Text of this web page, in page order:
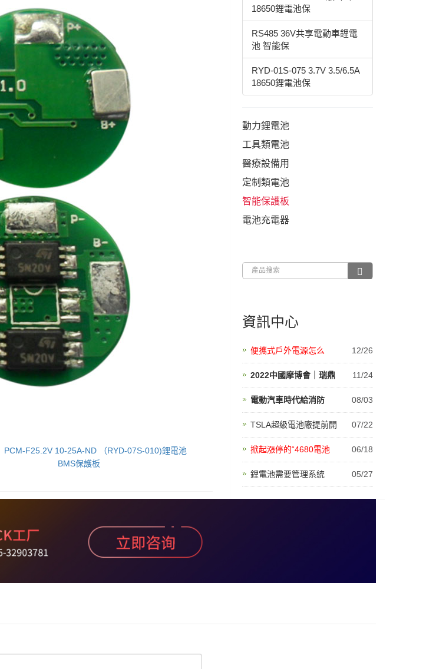
PCM-F25.2V 10-25A-ND （RYD-07S-010)鋰電池
BMS保護板
18650鋰電池保
RS485 36V共享電動車鋰電
池 智能保
RYD-01S-075 3.7V 3.5/6.5A
18650鋰電池保
動力鋰電池
工具類電池
醫療設備用
定制類電池
智能保護板
電池充電器
資訊中心
便攜式戶外電源怎么 12/26
2022中國摩博會｜瑞鼎 11/24
電動汽車時代給消防 08/03
TSLA超級電池廠提前開 07/22
掀起漲停的“4680電池 06/18
鋰電池需要管理系統 05/27